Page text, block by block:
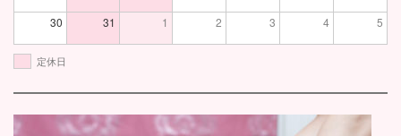
30 31 1 2 3 4 5
定休日